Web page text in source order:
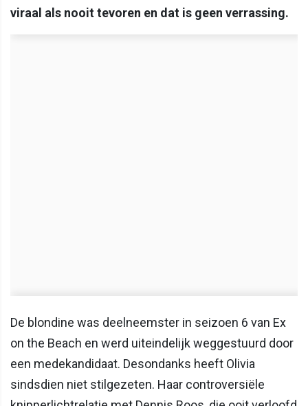
viraal als nooit tevoren en dat is geen verrassing.
De blondine was deelneemster in seizoen 6 van Ex
on the Beach en werd uiteindelijk weggestuurd door
een medekandidaat. Desondanks heeft Olivia
sindsdien niet stilgezeten. Haar controversiële